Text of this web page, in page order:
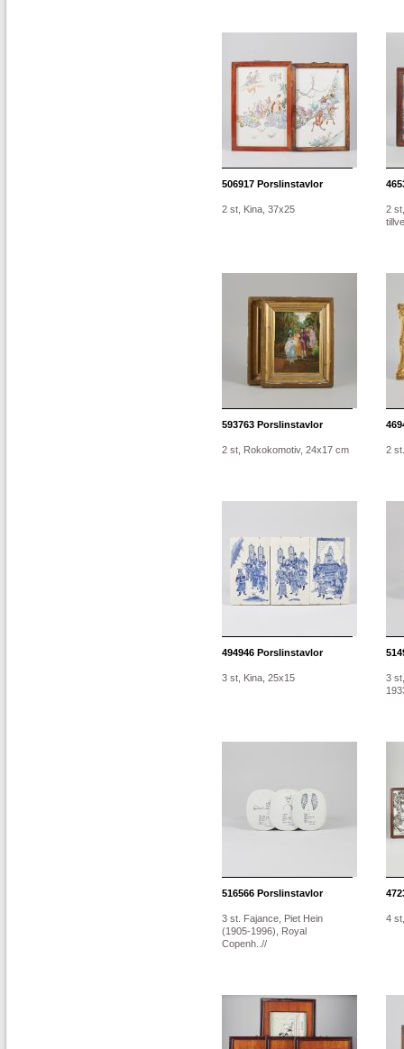
506917 Porslinstavlor
2 st, Kina, 37x25
2
593763 Porslinstavlor
2 st, Rokokomotiv, 24x17 cm 2
494946 Porslinstavlor
3 st, Kina, 25x15
3
516566 Porslinstavlor
3 st. Fajance, Piet Hein
(1905-1996), Royal
Copenh..//
4